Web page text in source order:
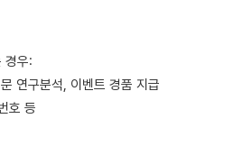
경우:
연구분석, 이벤트 경품 지급
호 등